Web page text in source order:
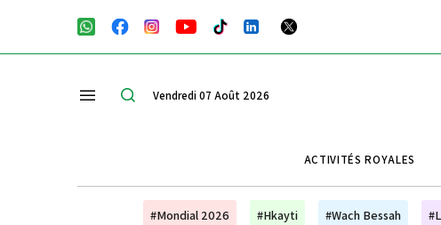
Vendredi 07 Août 2026
ACTIVITÉS ROYALES
#Mondial 2026 #Hkayti #Wach Bessah